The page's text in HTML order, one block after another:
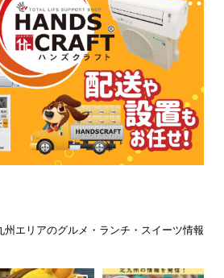
エリアのグルメ・ランチ・スイーツ情報